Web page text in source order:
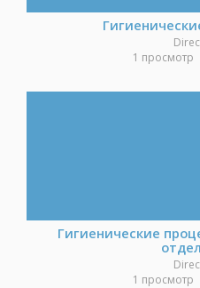
1 просмотр
Гигиенические
1 просмотр